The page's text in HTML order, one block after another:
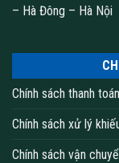
– Hà Đông – Hà Nội
Chính sách thanh toán
Chính sách xử lý
Chính sách vận